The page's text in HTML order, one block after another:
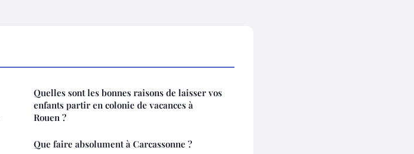
Quelles sont les bonnes raisons de laisser vos
enfants partir en colonie de vacances à
Rouen ?
Que faire absolument à Carcassonne ?